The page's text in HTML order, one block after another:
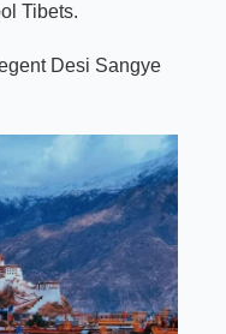
Tibets.
Desi Sangye